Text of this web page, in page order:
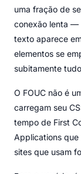
uma fração de
conexão lenta —
texto aparece
elementos se
subitamente
O FOUC não é
carregam seu
tempo de First
Applications
sites que usam